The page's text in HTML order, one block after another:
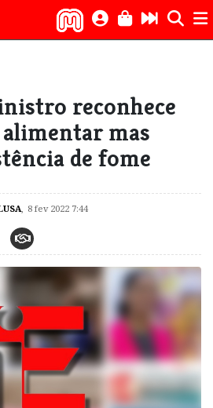
reconhece
mas
de fome
, 8 fev 2022 7:44